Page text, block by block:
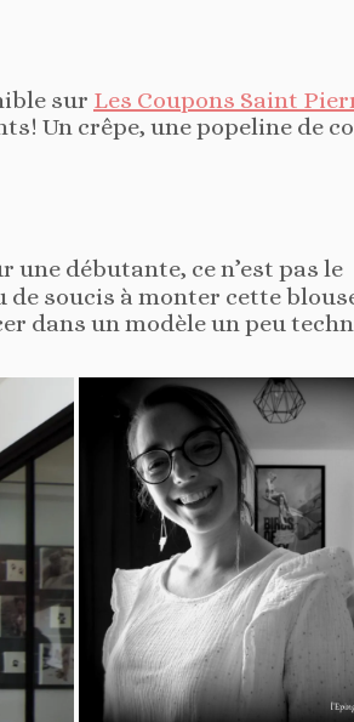
sur Les Coupons Saint
Un crêpe, une popeline de
débutante, ce n’est pas le
de soucis à monter cette
dans un modèle un peu